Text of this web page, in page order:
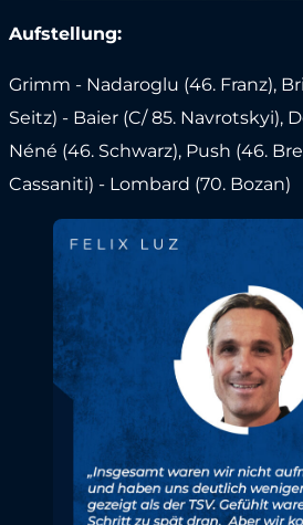
Aufstellung:
Grimm - Nadaroglu (46. Franz),
Seitz) - Baier (C/ 85. Navrotskyi),
Néné (46. Schwarz), Push (46.
Cassaniti) - Lombard (70. Bozan)